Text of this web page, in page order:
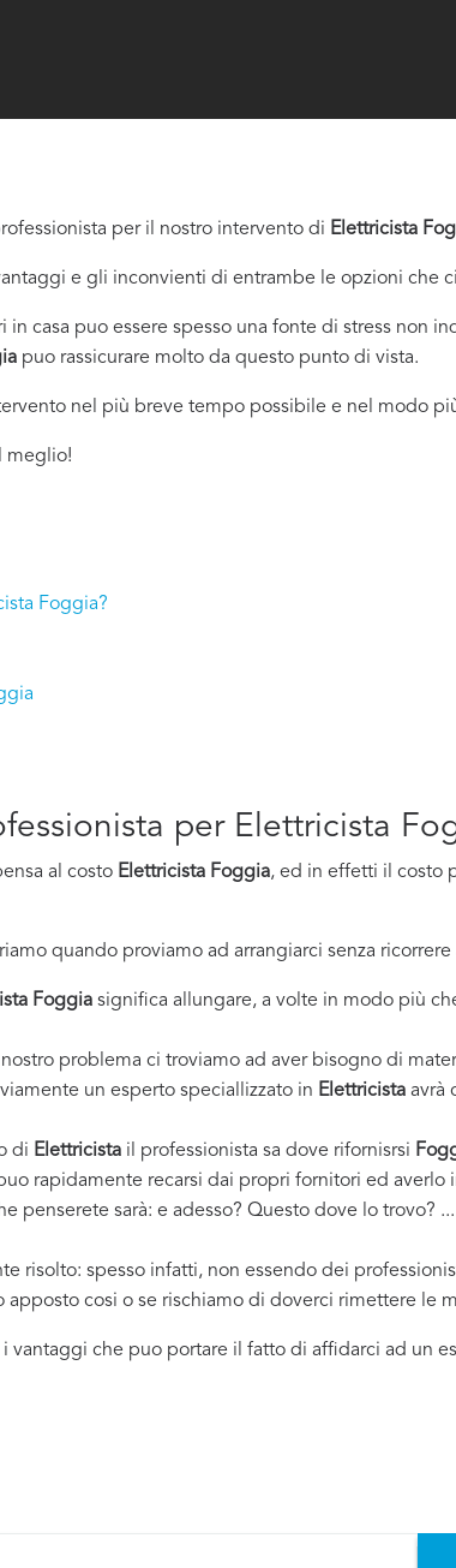
per il nostro intervento di Elettricista
e gli inconvienti di entrambe le opzioni che
casa puo essere spesso una fonte di stress non
puo rassicurare molto da questo punto di vista.
nel più breve tempo possibile e nel modo
meglio!
Foggia?
per Elettricista
al costo Elettricista Foggia, ed in effetti il costo
quando proviamo ad arrangiarci senza
Foggia significa allungare, a volte in modo più
problema ci troviamo ad aver bisogno di
un esperto speciallizzato in Elettricista avrà
di Elettricista il professionista sa dove rifornisrsi
rapidamente recarsi dai propri fornitori ed averlo
penserete sarà: e adesso? Questo dove lo trovo?
risolto: spesso infatti, non essendo dei
cosi o se rischiamo di doverci rimettere le
vantaggi che puo portare il fatto di affidarci ad un